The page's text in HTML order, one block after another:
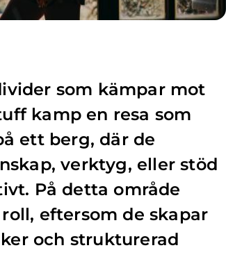
som kämpar mot
kamp en resa som
ett berg, där de
verktyg, eller stöd
På detta område
eftersom de skapar
och strukturerad